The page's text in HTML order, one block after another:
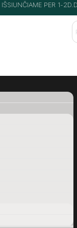
IŠSIUNČIAME PER 1-2D.D.!